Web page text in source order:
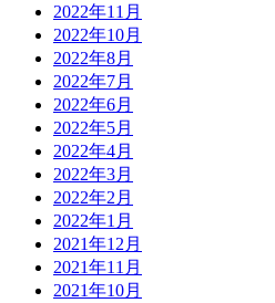
2022年11月
2022年10月
2022年8月
2022年7月
2022年6月
2022年5月
2022年4月
2022年3月
2022年2月
2022年1月
2021年12月
2021年11月
2021年10月